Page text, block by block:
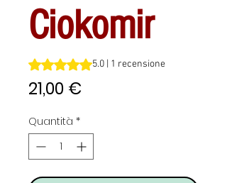
Ciokomir
Sulla base di 1 recensione, la
5.0 | 1 recensione
21,00 €
Quantità *